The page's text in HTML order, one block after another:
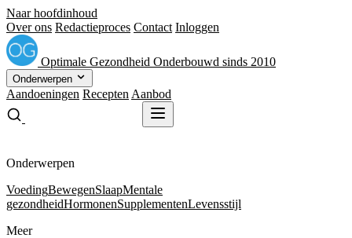
Naar hoofdinhoud
Over ons Redactieproces Contact Inloggen
Optimale Gezondheid Onderbouwd sinds 2010
Onderwerpen
Aandoeningen Recepten Aanbod
Onderwerpen
VoedingBewegenSlaapMentale
gezondheidHormonenSupplementenLevensstijl
Meer